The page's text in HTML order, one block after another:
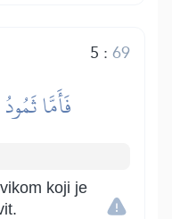
5 :69
فَأَمَّا
koji je